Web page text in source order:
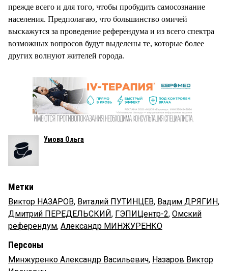
прежде всего и для того, чтобы пробудить самосознание
населения. Предполагаю, что большинство омичей
выскажутся за проведение референдума и из всего спектра
возможных вопросов будут выделены те, которые более
других волнуют жителей города.
Умова Ольга
Метки
Виктор НАЗАРОВ, Виталий ПУТИНЦЕВ, Вадим ДРЯГИН,
Дмитрий ПЕРЕДЕЛЬСКИЙ, ГЭПИЦентр-2, Омский
референдум, Александр МИНЖУРЕНКО
Персоны
Минжуренко Александр Васильевич, Назаров Виктор